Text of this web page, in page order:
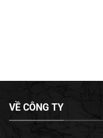
VỀ CÔNG TY